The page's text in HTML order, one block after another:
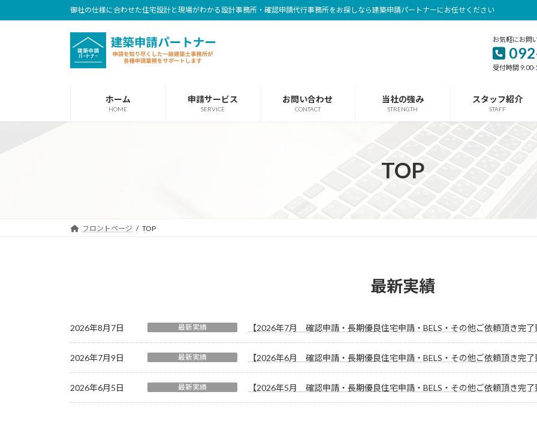
ン
ビ
御社の仕様に合わせた住宅設計と現場がわかる設計事務所・確認申請代行事務所をお探しなら建築申請パートナーにお任せください
お気軽にお問
受付時間
ホーム
HOME
申請サービス
SERVICE
お問い合わせ
CONTACT
当社の強み
STRENGTH
スタッフ紹介
STAFF
TOP
フロントページ TOP
最新実績
2026年8月7日 最新実績 【2026年7月 確認申請・長期優良住宅申請・BELS・その他ご依頼頂き完
2026年7月9日 最新実績 【2026年6月 確認申請・長期優良住宅申請・BELS・その他ご依頼頂き完
2026年6月5日 最新実績 【2026年5月 確認申請・長期優良住宅申請・BELS・その他ご依頼頂き完